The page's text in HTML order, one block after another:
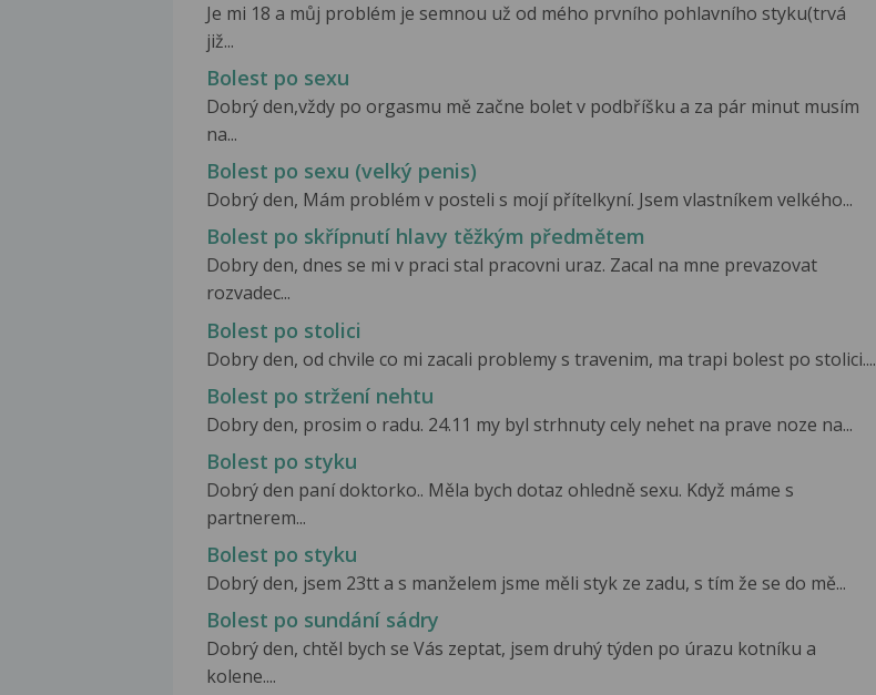
Je mi 18 a můj problém je semnou už od mého prvního pohlavního styku(trvá
již...
Bolest po sexu
Dobrý den,vždy po orgasmu mě začne bolet v podbříšku a za pár minut musím
na...
Bolest po sexu (velký penis)
Dobrý den, Mám problém v posteli s mojí přítelkyní. Jsem vlastníkem velkého...
Bolest po skřípnutí hlavy těžkým předmětem
Dobry den, dnes se mi v praci stal pracovni uraz. Zacal na mne prevazovat
rozvadec...
Bolest po stolici
Dobry den, od chvile co mi zacali problemy s travenim, ma trapi bolest po stolici....
Bolest po stržení nehtu
Dobry den, prosim o radu. 24.11 my byl strhnuty cely nehet na prave noze na...
Bolest po styku
Dobrý den paní doktorko.. Měla bych dotaz ohledně sexu. Když máme s
partnerem...
Bolest po styku
Dobrý den, jsem 23tt a s manželem jsme měli styk ze zadu, s tím že se do mě...
Bolest po sundání sádry
Dobrý den, chtěl bych se Vás zeptat, jsem druhý týden po úrazu kotníku a
kolene....